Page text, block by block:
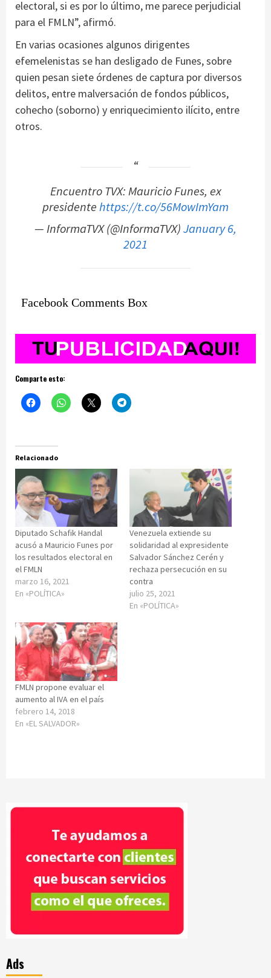
electoral, si es por lo último, me parece perjudicial
para el FMLN”, afirmó.
En varias ocasiones algunos dirigentes
efemelenistas se han desligado de Funes, sobre
quien pesan siete órdenes de captura por diversos
delitos, entre malversación de fondos públicos,
cohecho (soborno) y enriquecimiento ilícito, entre
otros.
Encuentro TVX: Mauricio Funes, ex
presidentehttps://t.co/56MowImYam
— InformaTVX (@InformaTVX)January 6,
2021
Facebook Comments Box
Comparte esto:
Relacionado
Diputado Schafik Handal
acusó a Mauricio Funes por
los resultados electoral en
el FMLN
marzo 16, 2021
En «POLÍTICA»
Venezuela extiende su
solidaridad al expresidente
Salvador Sánchez Cerén y
rechaza persecución en su
contra
julio 25, 2021
En «POLÍTICA»
FMLN propone evaluar el
aumento al IVA en el país
febrero 14, 2018
En «EL SALVADOR»
Ads